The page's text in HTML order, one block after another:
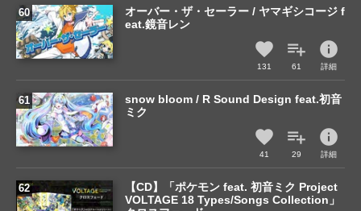
オーバー・ザ・セーラー / ヤマギシコージ f
eat.鏡音レン
131 61
info
詳細
snow bloom / R Sound Design feat.初音
ミク
41 29
info
詳細
【CD】「ポケモン feat. 初音ミク Project
VOLTAGE 18 Types/Songs Collection」